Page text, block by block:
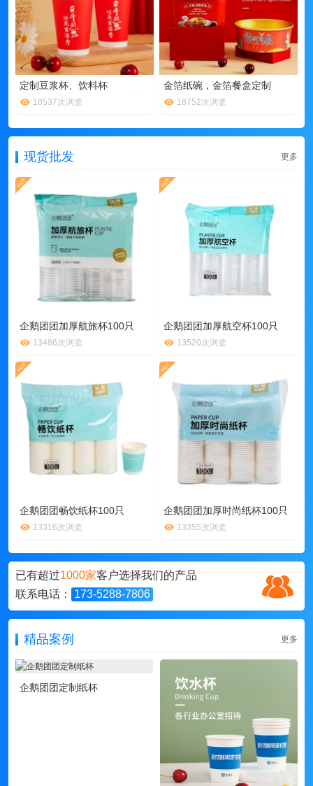
定制豆浆杯、饮料杯
18537次浏览
金箔纸碗，金箔餐盒定制
18752次浏览
现货批发 更多
企鹅团团加厚航旅杯100只
13486次浏览
企鹅团团加厚航空杯100只
13520次浏览
企鹅团团畅饮纸杯100只
13316次浏览
企鹅团团加厚时尚纸杯100只
13355次浏览
已有超过1000家客户选择我们的产品
联系电话：
173-5288-7806
精品案例 更多
企鹅团团定制纸杯